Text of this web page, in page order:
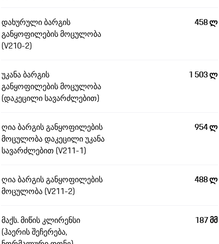
დახურული ბარგის
განყოფილების მოცულობა
(V210-2)
458 ლ
უკანა ბარგის
განყოფილების მოცულობა
(დაკეცილი სავარძლებით)
1 503 ლ
ღია ბარგის განყოფილების
მოცულობა დაკეცილი უკანა
სავარძლებით (V211-1)
954 ლ
ღია ბარგის განყოფილების
მოცულობა (V211-2)
488 ლ
მაქს. მიწის კლირენსი
(ჰაერის შეჩერება,
187 მმ